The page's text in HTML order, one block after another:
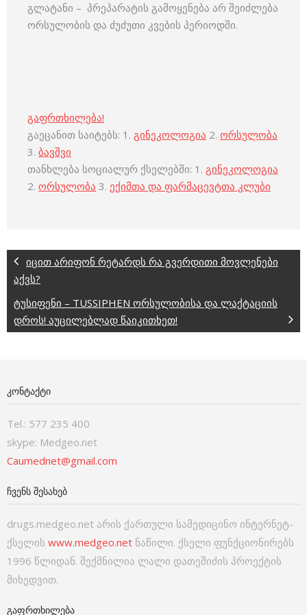
გლატანი – პრეპარატის გამოყენება არ შეიძლება
ორსულობის და ძუძუთი კვების პერიოდში.
გაფრთხილება!
გაეცანით საიტებს: 1. გინეკოლოგია 2. ორსულობა
3. ბავშვი
თანხლება სოციალურ ქსელებში: 1. გინეკოლოგია
2. ორსულობა 3. ექიმთა და ფარმაცევტთა კლუბი
იცით არიფონ რეტარდს რა გვერდითი მოვლენები
აქვს?
ტუსიფენი – TUSSIPHEN ორსულობისა და ლაქტაციის
დროს! აუცილებლად წაიკითხეთ!
ᲙᲝᲜᲢᲐᲥᲢᲘ
Tel.: 577 235 400
skype: Medgeo.net
Caumednet@gmail.com
ᲩᲕᲔᲜᲡ ᲨᲔᲡᲐᲮᲔᲑ
drugs.medgeo.net არის ქართული სამედიცინო ინტერნეტ-
ქსელის www.medgeo.net ნაწილი. ქსელი ფუნქციონირებს
1996 წლიდან. შექმნილია ლალი დათეშიძის პროექტის
მიხედვით.
ᲒᲐᲤᲠᲗᲮᲘᲚᲔᲑᲐ